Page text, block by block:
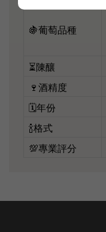
🍇葡萄品種
⏳陳釀
🍷酒精度
🗓️年份
🍾格式
💯專業評分